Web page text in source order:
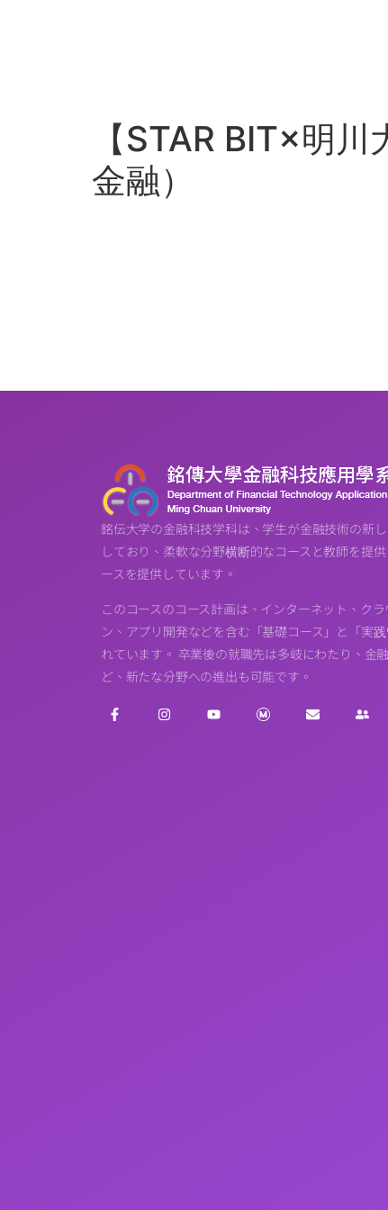
【STAR BIT×明
金融）
銘伝大学の金融科技学科は、学生が金融技術の新
しており、柔軟な分野横断的なコースと教師を提
ースを提供しています。
このコースのコース計画は、インターネット、ク
ン、アプリ開発などを含む「基礎コース」と「実
れています。 卒業後の就職先は多岐にわたり、金
ど、新たな分野への進出も可能です。